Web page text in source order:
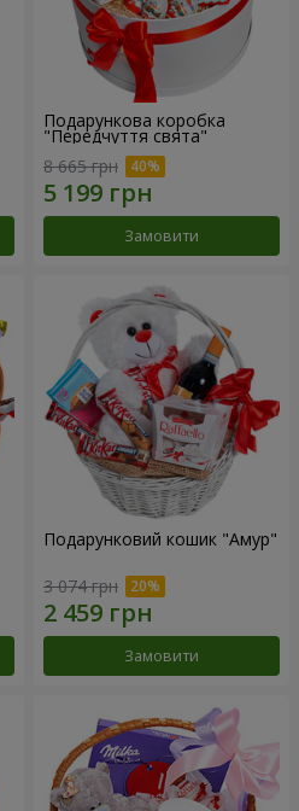
Подарункова коробка
"Передчуття свята"
8 665 грн
Замовити
Подарунковий кошик "Амур"
3 074 грн
Замовити